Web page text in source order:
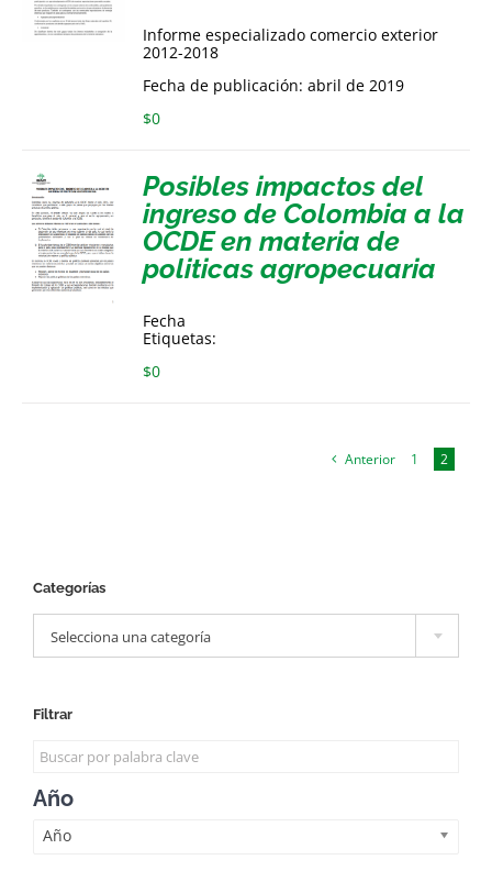
Informe especializado comercio exterior
2012-2018
Fecha de publicación: abril de 2019
$0
Posibles impactos del
ingreso de Colombia a la
OCDE en materia de
politicas agropecuaria
Fecha
Etiquetas:
$0
Anterior 1 2
Categorías
Selecciona una categoría
Filtrar
Año
Año